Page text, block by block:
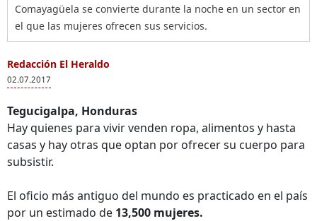
Comayagüela se convierte durante la noche en un sector en
el que las mujeres ofrecen sus servicios.
Redacción El Heraldo
02.07.2017
Tegucigalpa, Honduras
Hay quienes para vivir venden ropa, alimentos y hasta
casas y hay otras que optan por ofrecer su cuerpo para
subsistir.
El oficio más antiguo del mundo es practicado en el país
por un estimado de 13,500 mujeres.